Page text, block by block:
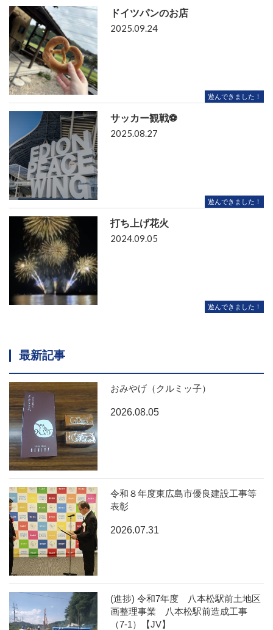
ドイツパンのお店
遊んできました！
2025.09.24
サッカー観戦⚽
遊んできました！
2025.08.27
打ち上げ花火
遊んできました！
2024.09.05
最新記事
おみやげ（クルミッ子）
2026.08.05
令和８年度東広島市優良建設工事等
表彰
2026.07.31
(進捗) 令和7年度 八本松駅前土地区
画整理事業 八本松駅前造成工事
（7-1）【JV】